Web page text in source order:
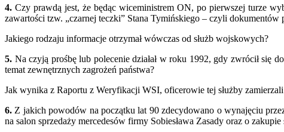
4. Czy prawdą jest, że będąc wiceministrem ON, po pierwszej turze
zawartości tzw. „czarnej teczki” Stana Tymińskiego – czyli dokumentów
Jakiego rodzaju informacje otrzymał wówczas od służb wojskowych?
5. Na czyją prośbę lub polecenie działał w roku 1992, gdy zwrócił się
temat zewnętrznych zagrożeń państwa?
Jak wynika z Raportu z Weryfikacji WSI, oficerowie tej służby
6. Z jakich powodów na początku lat 90 zdecydowano o wynajęciu
na salon sprzedaży mercedesów firmy Sobiesława Zasady oraz o